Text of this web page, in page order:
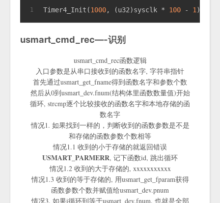
1 Timer4_Init(1000, (u32)sysclk * 100 - 1);
usmart_cmd_rec—-识别
usmart_cmd_rec函数逻辑
入口参数是从串口接收到的函数名字, 字符串指针
首先通过usmart_get_fname得到函数名字和参数个数
然后从0到usmart_dev.fnum(结构体里函数数量值)开始
循环, strcmp逐个比较接收的函数名字和本地存储的函
数名字
情况1. 如果找到一样的，判断收到的函数参数是不是
和存储的函数参数个数相等
情况1.1 收到的小于存储的就返回错误
USMART_PARMERR, 记下函数id, 跳出循环
情况1.2 收到的大于存储的, xxxxxxxxxxx
情况1.3 收到的等于存储的, 用usmart_get_fparam获得
函数参数个数并赋值给usmart_dev.pnum
情况3. 如果i循环到等于usmart_dev.fnum, 也就是全部